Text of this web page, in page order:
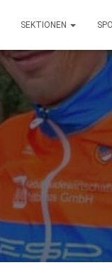
SEKTIONEN